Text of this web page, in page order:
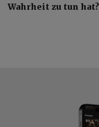
Wahrheit zu tun hat?